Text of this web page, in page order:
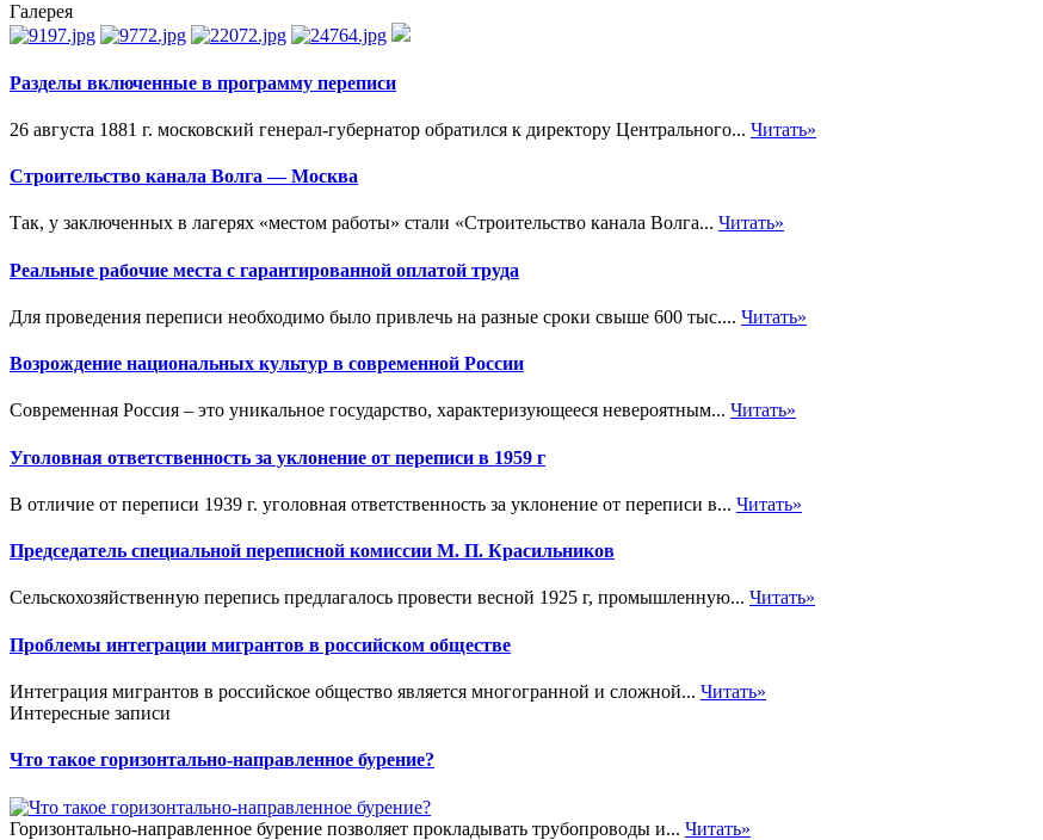
Галерея
Разделы включенные в программу переписи
26 августа 1881 г. московский генерал-губернатор обратился к директору Центрального... Читать»
Строительство канала Волга — Москва
Так, у заключенных в лагерях «местом работы» стали «Строительство канала Волга... Читать»
Реальные рабочие места с гарантированной оплатой труда
Для проведения переписи необходимо было привлечь на разные сроки свыше 600 тыс.... Читать»
Возрождение национальных культур в современной России
Современная Россия – это уникальное государство, характеризующееся невероятным... Читать»
Уголовная ответственность за уклонение от переписи в 1959 г
В отличие от переписи 1939 г. уголовная ответственность за уклонение от переписи в... Читать»
Председатель специальной переписной комиссии М. П. Красильников
Сельскохозяйственную перепись предлагалось провести весной 1925 г, промышленную... Читать»
Проблемы интеграции мигрантов в российском обществе
Интеграция мигрантов в российское общество является многогранной и сложной... Читать»
Интересные записи
Что такое горизонтально-направленное бурение?
Горизонтально-направленное бурение позволяет прокладывать трубопроводы и... Читать»